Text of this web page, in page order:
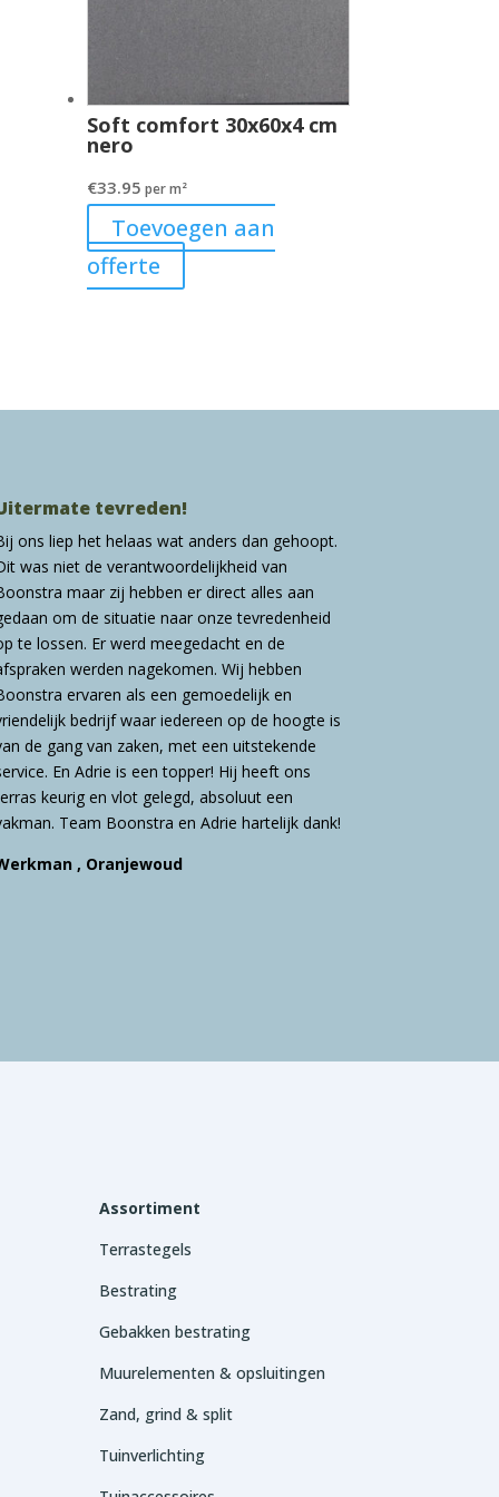
Soft comfort 30x60x4 cm
nero
€33.95 per m²
Toevoegen aan
offerte
tevreden!
ons liep het helaas wat anders dan gehoopt.
was niet de verantwoordelijkheid van
maar zij hebben er direct alles aan
om de situatie naar onze tevredenheid
te lossen. Er werd meegedacht en de
werden nagekomen. Wij hebben
ervaren als een gemoedelijk en
bedrijf waar iedereen op de hoogte is
de gang van zaken, met een uitstekende
En Adrie is een topper! Hij heeft ons
keurig en vlot gelegd, absoluut een
Team Boonstra en Adrie hartelijk dank!
, Oranjewoud
Assortiment
Terrastegels
Bestrating
Gebakken bestrating
Muurelementen & opsluitingen
Zand, grind & split
Tuinverlichting